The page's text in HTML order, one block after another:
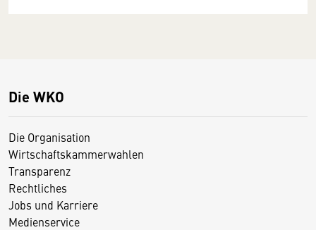
Die WKO
Die Organisation
Wirtschaftskammerwahlen
Transparenz
Rechtliches
Jobs und Karriere
Medienservice